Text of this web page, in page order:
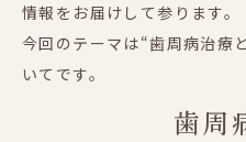
情報をお届けして参ります。
今回のテーマは“歯周病治療
いてです。
歯周